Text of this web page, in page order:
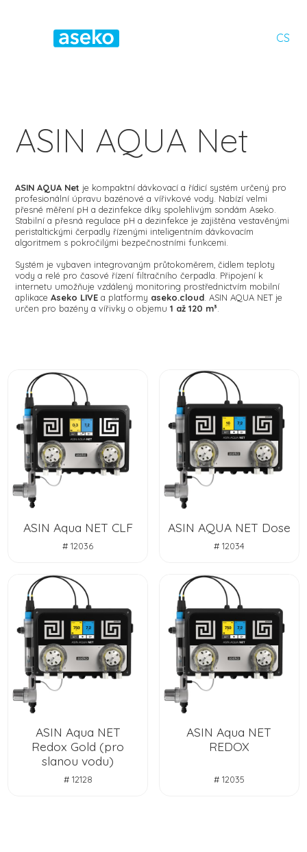
CS
ASIN AQUA Net
ASIN AQUA Net je kompaktní dávkovací a řídicí systém určený pro
profesionální úpravu bazénové a vířivkové vody. Nabízí velmi
přesné měření pH a dezinfekce díky spolehlivým sondám Aseko.
Stabilní a přesná regulace pH a dezinfekce je zajištěna vestavěnými
peristaltickými čerpadly řízenými inteligentním dávkovacím
algoritmem s pokročilými bezpečnostními funkcemi.
Systém je vybaven integrovaným průtokoměrem, čidlem teploty
vody a relé pro časové řízení filtračního čerpadla. Připojení k
internetu umožňuje vzdálený monitoring prostřednictvím mobilní
aplikaceAseko LIVE a platformy aseko.cloud . ASIN AQUA NET je
určen pro bazény a vířivky o objemu1 až 120 m³
ASIN Aqua NET CLF
# 12036
ASIN AQUA NET Dose
# 12034
ASIN Aqua NET
Redox Gold (pro
slanou vodu)
# 12128
ASIN Aqua NET
REDOX
# 12035